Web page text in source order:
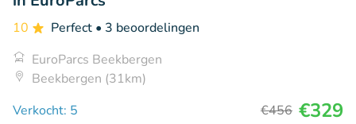
10 Perfect • 3 beoordelingen
EuroParcs Beekbergen
Beekbergen (31km)
Verkocht: 5
€456 €329